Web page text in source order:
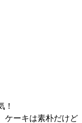
！
ケーキは素朴だけど